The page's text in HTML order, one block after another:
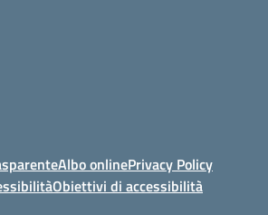
Albo onlinePrivacy Policy
Obiettivi di accessibilità